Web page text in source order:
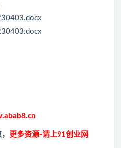
更多资源-请上91创业网